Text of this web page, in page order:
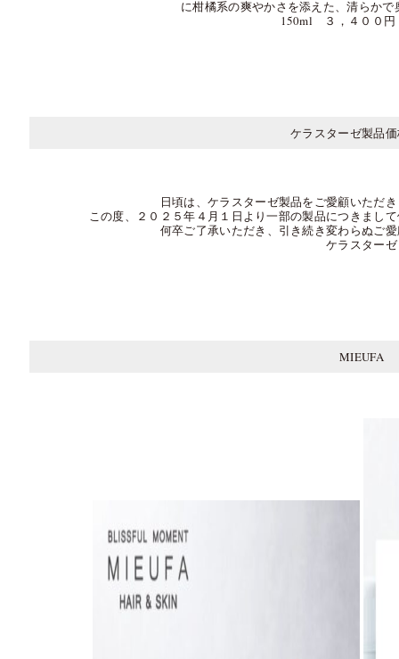
に柑橘系の爽やかさを添えた、清らか
150ml ３，４００円
ケラスターゼ製品
日頃は、ケラスターゼ製品をご愛顧いただ
この度、２０２５年４月１日より一部の製品につきまし
何卒ご了承いただき、引き続き変わらぬご
ケラスターゼ
MIEUFA